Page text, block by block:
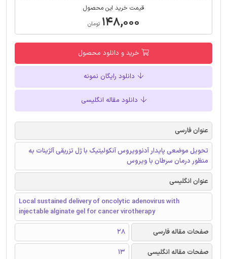
قیمت خرید این محصول
۱۴۸,۰۰۰ تومان
خرید و دانلود محصول
دانلود رایگان نمونه
دانلود مقاله انگلیسی
عنوان فارسی
تحویل موضعی پایدار آدنوویروس آنکولیتیک با ژل تزریقی آلژینات به
منظور درمان سرطان با ویروس
عنوان انگلیسی
Local sustained delivery of oncolytic adenovirus with
injectable alginate gel for cancer virotherapy
صفحات مقاله فارسی
28
صفحات مقاله انگلیسی
13